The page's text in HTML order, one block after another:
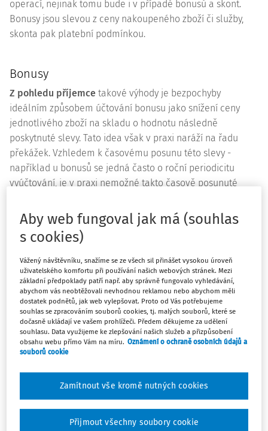
operací, nejinak tomu bude i v případě bonusů a skont.
Bonusy jsou slevou z ceny nakoupeného zboží či služby,
skonta pak platební podmínkou.
Bonusy
Z pohledu příjemce takové výhody je bezpochyby
ideálním způsobem účtování bonusu jako snížení ceny
jednotlivého zboží na skladu o hodnotu následně
poskytnuté slevy. Tato idea však v praxi naráží na řadu
překážek. Vzhledem k časovému posunu této slevy -
například u bonusů se jedná často o roční periodicitu
vyúčtování, je v praxi nemožné takto časově posunuté
mnoha případech již prodáno. Pokud nějaké zboží na
skladě zbude, často ani nevíme, jakého konkrétního zboží
se tato sleva týká, neboť na jeden druh zboží máme více
dodavatelů a z nich každý má jinou obchodní politiku.
Další komplikací může být také vedení skladu metodou
průměrných cen, kdy následná sleva se do systému zavádí
jen velmi obtížně. Kompromisem může být pak zahrnutí
těchto následných slev na ostatní pořizovací náklady ke
zboží (pokud dosud není prodáno) a jejich rozpouštění
pomocí průměrného procenta. Tato metoda sice zajistí
skutečností, které naplnění základní idey brání. Z výše
uvedených důvodů velmi obtížné realizovatelnosti toho
nejpřesnějšího účetního vyjádření přímo do ceny zboží či
Aby web fungoval jak má (souhlas
s cookies)
Vážený návštěvníku, snažíme se ze všech sil přinášet vysokou úroveň
uživatelského komfortu při používání našich webových stránek. Mezi
základní předpoklady patří např. aby správně fungovalo vyhledávání,
abychom vás neobtěžovali nevhodnou reklamou nebo abychom měli
dostatek podnětů, jak web vylepšovat. Proto od Vás potřebujeme
souhlas se zpracováním souborů cookies, tj. malých souborů, které se
dočasně ukládají ve vašem prohlížeči. Předem děkujeme za udělení
souhlasu. Data využijeme ke zlepšování našich služeb a přizpůsobení
obsahu webu přímo Vám na míru. Oznámení o ochraně osobních údajů a
souborů cookie
Zamítnout vše kromě nutných cookies
Přijmout všechny soubory cookie